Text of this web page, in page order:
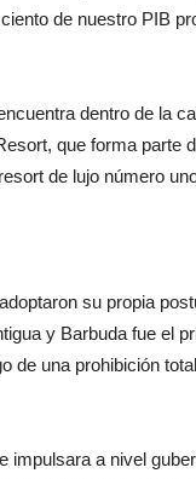
de nuestro PIB
dentro de la
que forma parte
de lujo número
su propia
y Barbuda fue el
de una prohibición
impulsara a nivel